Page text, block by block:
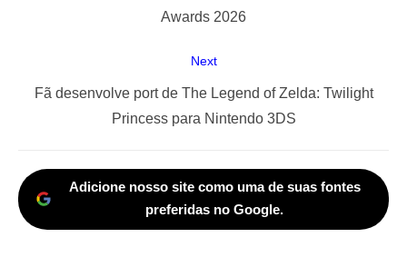
Awards 2026
Next
Next
Fã desenvolve port de The Legend of Zelda: Twilight
Princess para Nintendo 3DS
Adicione nosso site como uma de suas fontes
preferidas no Google.